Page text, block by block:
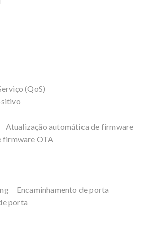
(QoS)
automática de firmware
firmware OTA
Encaminhamento de porta
porta